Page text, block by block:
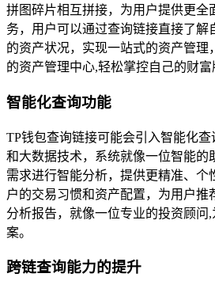
拼图碎片相互拼接，为用户提供更全
务，用户可以通过查询链接直接了解
的资产状况，实现一站式的资产管理
的资产管理中心,轻松掌控自己的财富
智能化查询功能
TP钱包查询链接可能会引入智能化
和大数据技术，系统就像一位智能的
需求进行智能分析，提供更精准、个
户的交易习惯和资产配置，为用户推
分析报告，就像一位专业的投资顾问
案。
跨链查询能力的提升